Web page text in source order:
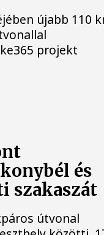
újabb 110
projekt
és
szakaszát
útvonal